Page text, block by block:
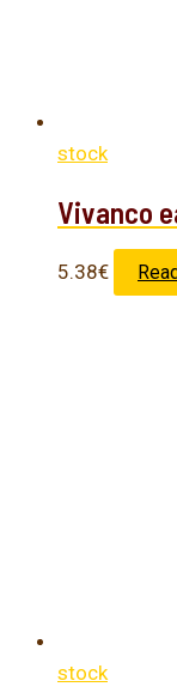
stock
Vivanco
5.38€
stock